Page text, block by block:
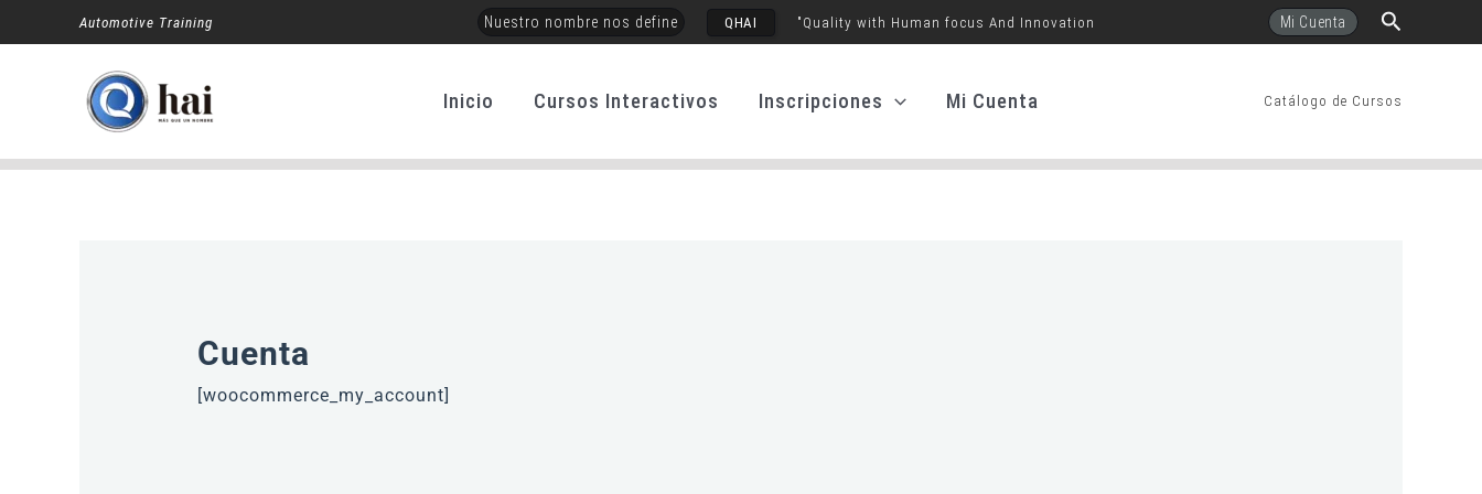
al
Automotive Training Nuestro nombre nos define QHAI "Quality with Human focus And Innovation Mi Cuenta Buscar
Inicio Cursos Interactivos Inscripciones Mi Cuenta Catálogo de Cursos
Cuenta
[woocommerce_my_account]